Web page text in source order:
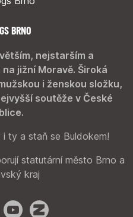
BRNO
nejstarším a
jižní Moravě. Široká
i ženskou složku,
soutěže v České
ty a staň se Buldokem!
statutární město Brno a
kraj